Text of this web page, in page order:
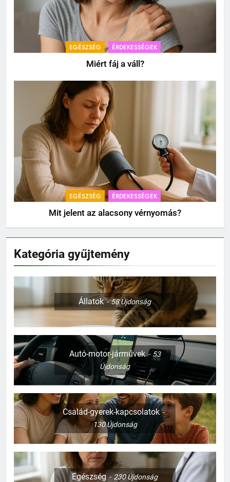
EGÉSZSÉG ÉRDEKESSÉGEK
Miért fáj a váll?
EGÉSZSÉG ÉRDEKESSÉGEK
Mit jelent az alacsony vérnyomás?
Kategória gyűjtemény
Állatok 58Újdonság
Autó-motor-járművek
53
Újdonság
Család-gyerek-kapcsolatok
130Újdonság
Egészség 230Újdonság